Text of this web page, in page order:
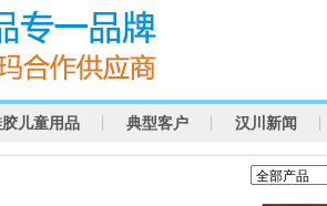
儿童用品 典型客户 汉川新闻